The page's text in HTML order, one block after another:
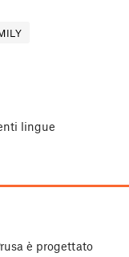
lingue
è progettato